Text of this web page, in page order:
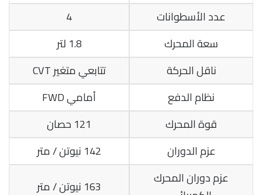
عدد الأسطوانات
4
سعة المحرك
1.8 لتر
ناقل الحركة
تتابعي متغير CVT
نظام الدفع
أمامي FWD
قوة المحرك
121 حصان
عزم الدوران
142 نيوتن / متر
عزم دوران المحرك
163 نيوتن / متر